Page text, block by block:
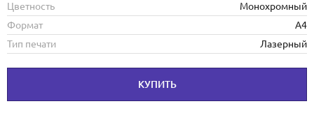
Цветность
Монохромный
Формат
А4
Тип печати
Лазерный
КУПИТЬ